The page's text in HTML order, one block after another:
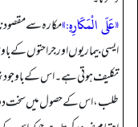
«عَلَى الْمَكَارِهِ:»مکارہ سے مقصود
ایسی بیماریوں اور جراحتوں کے
تکلیف ہوتی ہے۔ اس کے باوجود
طلب، اس کے حصول میں سخت دوڑ